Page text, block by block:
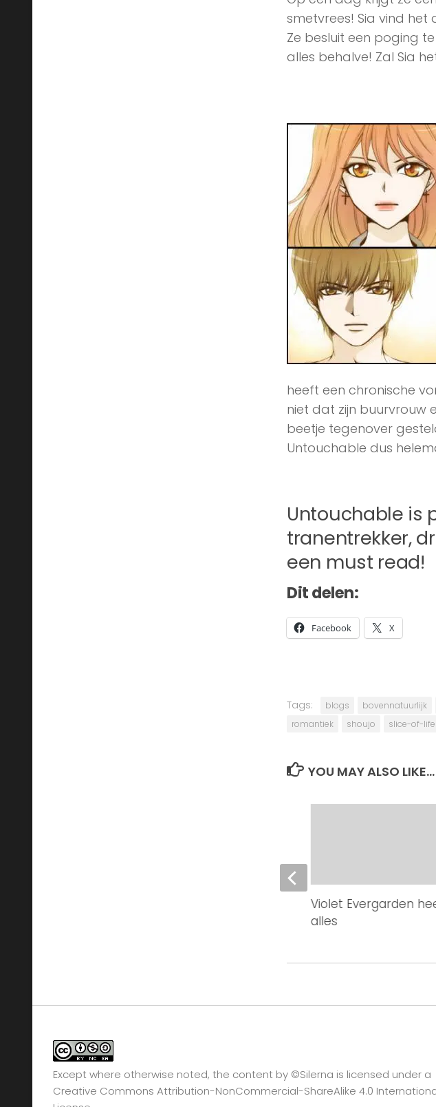
smetvrees! Sia vind
Ze besluit een poging
alles behalve! Zal Sia
heeft een chronische
niet dat zijn buurvrouw
beetje tegenover
Untouchable dus
Untouchable is
tranentrekker,
een must read!
Dit delen:
Facebook X
Tags: blogs bovennatuurlijk
romantiek
shoujo slice-of-life
YOU MAY ALSO LIKE...
Violet Evergarden
alles
Except where otherwise noted, the content by ©Silerna is licensed under a
Creative Commons Attribution-NonCommercial-ShareAlike 4.0